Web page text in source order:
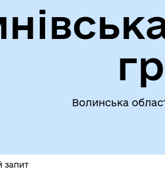
Волинська
запит